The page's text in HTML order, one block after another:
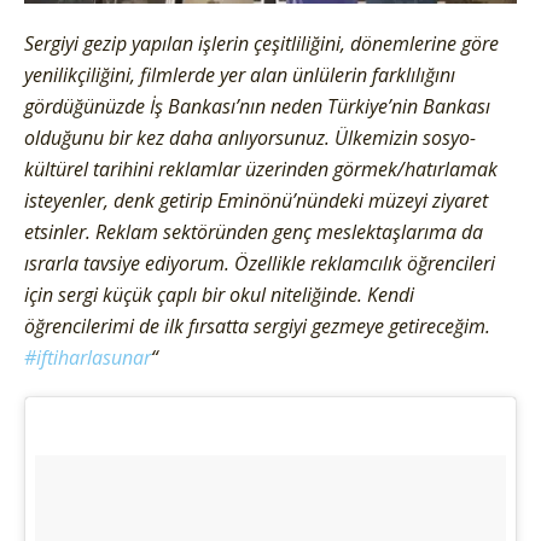
Sergiyi gezip yapılan işlerin çeşitliliğini, dönemlerine göre
yenilikçiliğini, filmlerde yer alan ünlülerin farklılığını
gördüğünüzde İş Bankası’nın neden Türkiye’nin Bankası
olduğunu bir kez daha anlıyorsunuz. Ülkemizin sosyo-
kültürel tarihini reklamlar üzerinden görmek/hatırlamak
isteyenler, denk getirip Eminönü’nündeki müzeyi ziyaret
etsinler. Reklam sektöründen genç meslektaşlarıma da
ısrarla tavsiye ediyorum. Özellikle reklamcılık öğrencileri
için sergi küçük çaplı bir okul niteliğinde. Kendi
öğrencilerimi de ilk fırsatta sergiyi gezmeye getireceğim.
#iftiharlasunar“